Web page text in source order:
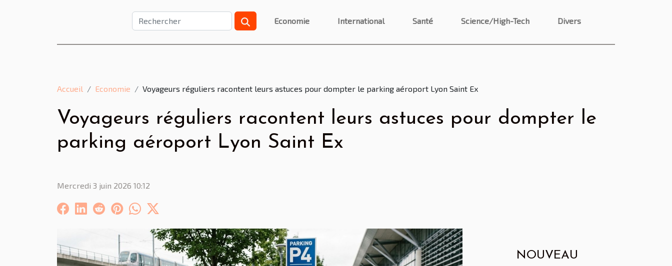
Economie International Santé Science/High-Tech Divers
Accueil Economie Voyageurs réguliers racontent leurs astuces pour dompter le parking aéroport Lyon Saint Ex
Voyageurs réguliers racontent leurs astuces pour dompter le
parking aéroport Lyon Saint Ex
Mercredi 3 juin 2026 10:12
NOUVEAU